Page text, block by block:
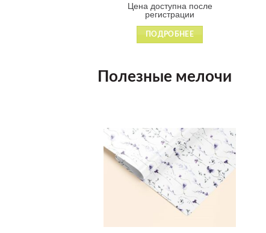
Цена доступна после
регистрации
ПОДРОБНЕЕ
Полезные мелочи
Добавить
в список
желаний